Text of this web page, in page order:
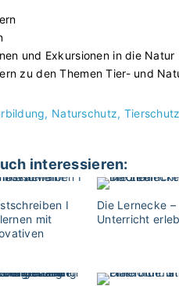
und Exkursionen in die Natur
zu den Themen Tier- und
Naturschutz Tierschutz
interessieren:
I
mit
Die Lernecke –
Unterricht